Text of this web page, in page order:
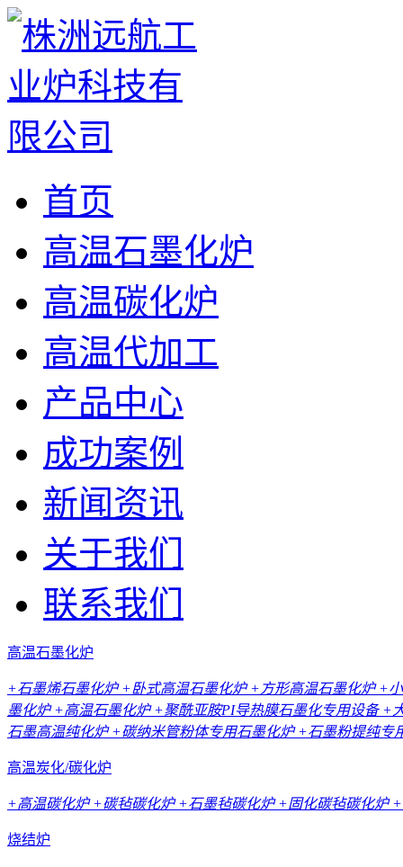
首页
高温石墨化炉
高温碳化炉
高温代加工
产品中心
成功案例
新闻资讯
关于我们
联系我们
高温石墨化炉
+石墨烯石墨化炉+卧式高温石墨化炉+方形高温石墨化炉+
墨化炉+高温石墨化炉+聚酰亚胺PI导热膜石墨化专用设备 +
石墨高温纯化炉+碳纳米管粉体专用石墨化炉+石墨粉提纯专
高温炭化/碳化炉
+高温碳化炉+碳毡碳化炉+石墨毡碳化炉+固化碳毡碳化炉
烧结炉